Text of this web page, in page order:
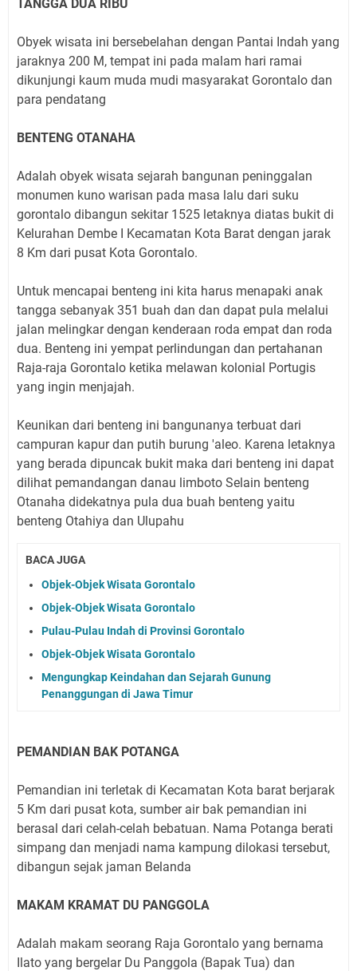
TANGGA DUA RIBU
Obyek wisata ini bersebelahan dengan Pantai Indah yang
jaraknya 200 M, tempat ini pada malam hari ramai
dikunjungi kaum muda mudi masyarakat Gorontalo dan
para pendatang
BENTENG OTANAHA
Adalah obyek wisata sejarah bangunan peninggalan
monumen kuno warisan pada masa lalu dari suku
gorontalo dibangun sekitar 1525 letaknya diatas bukit di
Kelurahan Dembe I Kecamatan Kota Barat dengan jarak
8 Km dari pusat Kota Gorontalo.
Untuk mencapai benteng ini kita harus menapaki anak
tangga sebanyak 351 buah dan dan dapat pula melalui
jalan melingkar dengan kenderaan roda empat dan roda
dua. Benteng ini yempat perlindungan dan pertahanan
Raja-raja Gorontalo ketika melawan kolonial Portugis
yang ingin menjajah.
Keunikan dari benteng ini bangunanya terbuat dari
campuran kapur dan putih burung 'aleo. Karena letaknya
yang berada dipuncak bukit maka dari benteng ini dapat
dilihat pemandangan danau limboto Selain benteng
Otanaha didekatnya pula dua buah benteng yaitu
benteng Otahiya dan Ulupahu
BACA JUGA
Objek-Objek Wisata Gorontalo
Objek-Objek Wisata Gorontalo
Pulau-Pulau Indah di Provinsi Gorontalo
Objek-Objek Wisata Gorontalo
Mengungkap Keindahan dan Sejarah Gunung
Penanggungan di Jawa Timur
PEMANDIAN BAK POTANGA
Pemandian ini terletak di Kecamatan Kota barat berjarak
5 Km dari pusat kota, sumber air bak pemandian ini
berasal dari celah-celah bebatuan. Nama Potanga berati
simpang dan menjadi nama kampung dilokasi tersebut,
dibangun sejak jaman Belanda
MAKAM KRAMAT DU PANGGOLA
Adalah makam seorang Raja Gorontalo yang bernama
Ilato yang bergelar Du Panggola (Bapak Tua) dan